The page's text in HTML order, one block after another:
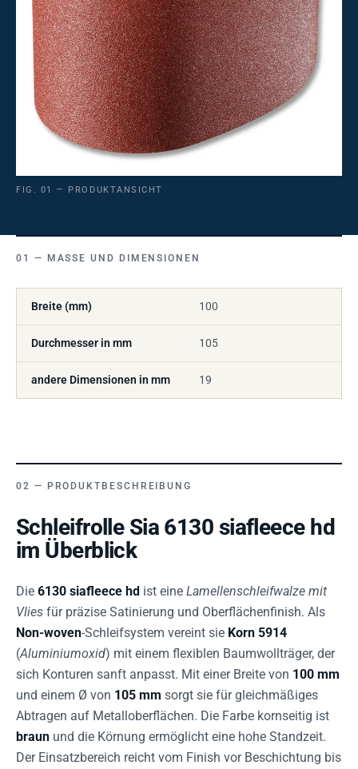
FIG. 01 — PRODUKTANSICHT
MASSE UND DIMENSIONEN
Breite (mm) 100
Durchmesser in mm 105
andere Dimensionen in mm 19
PRODUKTBESCHREIBUNG
Schleifrolle Sia 6130 siafleece hd
im Überblick
Die 6130 siafleece hd ist eine Lamellenschleifwalze mit
Vlies für präzise Satinierung und Oberflächenfinish. Als
Non-woven-Schleifsystem vereint sie Korn 5914
(Aluminiumoxid) mit einem flexiblen Baumwollträger, der
sich Konturen sanft anpasst. Mit einer Breite von 100 mm
und einem Ø von 105 mm sorgt sie für gleichmäßiges
Abtragen auf Metalloberflächen. Die Farbe kornseitig ist
braun und die Körnung ermöglicht eine hohe Standzeit.
Der Einsatzbereich reicht vom Finish vor Beschichtung bis